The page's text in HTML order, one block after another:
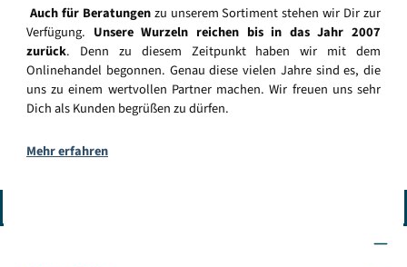
Auch für Beratungenzu unserem Sortiment stehen wir Dir zur
Verfügung. Unsere Wurzeln reichen bis in das Jahr 2007
zurück. Denn zu diesem Zeitpunkt haben wir mit dem
Onlinehandel begonnen. Genau diese vielen Jahre sind es, die
uns zu einem wertvollen Partner machen. Wir freuen uns sehr
Dich als Kunden begrüßen zu dürfen.
Mehr erfahren